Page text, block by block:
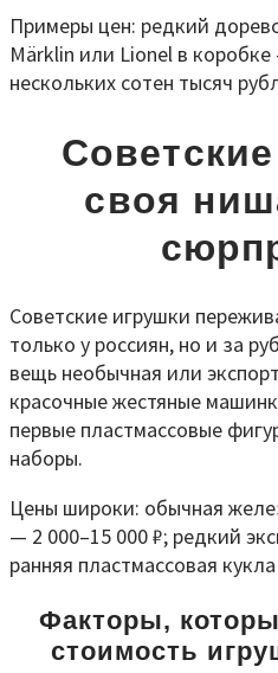
Примеры цен: редкий
Märklin или Lionel в
нескольких сотен тысяч
своя
Советские игрушки
только у россиян, но и за
вещь необычная или
красочные жестяные
первые пластмассовые
наборы.
Цены широки: обычная
— 2 000–15 000 ₽; редкий
ранняя пластмассовая
Факторы,
стоимость